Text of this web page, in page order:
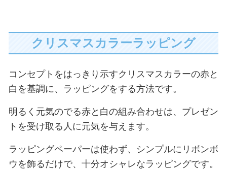
クリスマスカラーラッピング
コンセプトをはっきり示すクリスマスカラーの赤と
白を基調に、ラッピングをする方法です。
明るく元気のでる赤と白の組み合わせは、プレゼン
トを受け取る人に元気を与えます。
ラッピングペーパーは使わず、シンプルにリボンボ
ウを飾るだけで、十分オシャレなラッピングです。